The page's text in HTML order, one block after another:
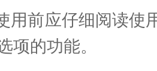
前应仔细阅读使
项的功能。